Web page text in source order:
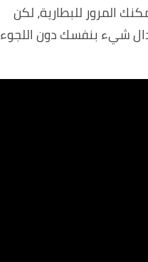
المرور للبطارية، لكن
شيء بنفسك دون اللجوء